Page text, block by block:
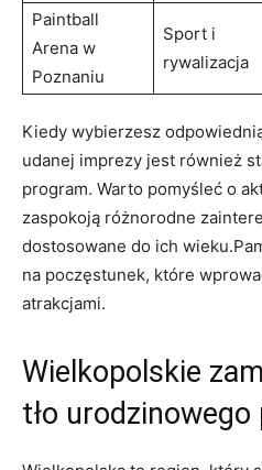
Paintball
Arena w
Poznaniu
Sport i
rywalizacja
Kiedy wybierzesz
udanej‍ imprezy‍ jest również
program. Warto pomyśleć o
zaspokoją różnorodne
dostosowane do ich
na poczęstunek, które
atrakcjami.
Wielkopolskie
tło ‌urodzinowego